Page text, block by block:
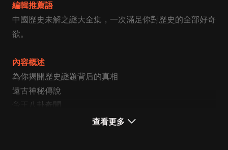
編輯推薦語
中國歷史未解之謎大全集， 一次滿足你對歷史的全部好奇
欲。
內容概述
為你揭開歷史謎題背后的真相
遠古神秘傳說
帝王八卦奇聞
查看更多